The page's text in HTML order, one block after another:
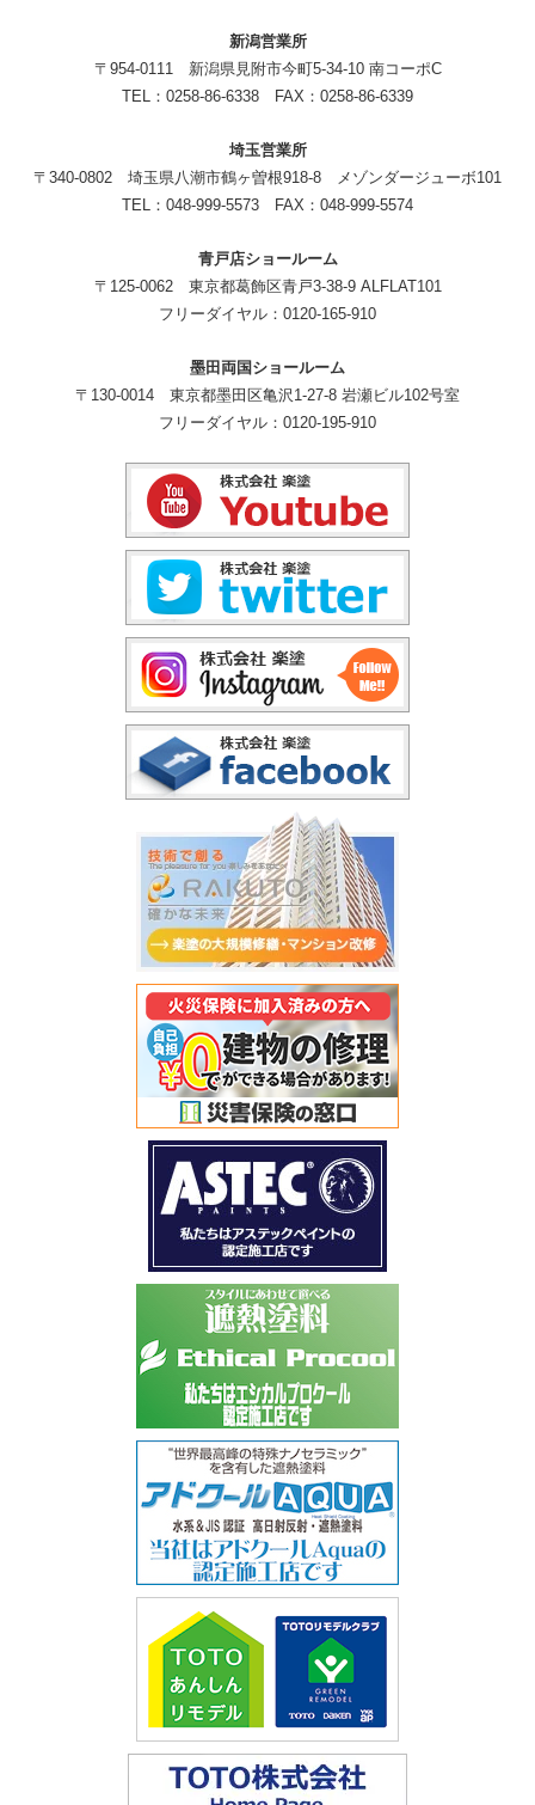
新潟営業所
〒954-0111 新潟県見附市今町5-34-10 南コーポC
TEL：0258-86-6338 FAX：0258-86-6339
埼玉営業所
〒340-0802 埼玉県八潮市鶴ヶ曽根918-8 メゾンダージューボ101
TEL：048-999-5573 FAX：048-999-5574
青戸店ショールーム
〒125-0062 東京都葛飾区青戸3-38-9 ALFLAT101
フリーダイヤル：0120-165-910
墨田両国ショールーム
〒130-0014 東京都墨田区亀沢1-27-8 岩瀬ビル102号室
フリーダイヤル：0120-195-910